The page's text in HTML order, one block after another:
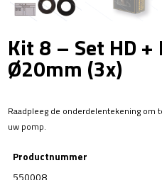
Kit 8 – Set HD
Ø20mm (3x)
Raadpleeg de onderdelentekening om
uw pomp.
Productnummer